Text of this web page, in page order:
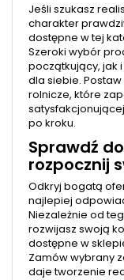
Jeśli szukasz
charakter
dostępne w tej
Szeroki wybór
początkujący, jak
dla siebie.
rolnicze, które
po kroku.
Sprawdź
rozpocznij
Odkryj bogatą
najlepiej
Niezależnie od
rozwijasz swoją
dostępne w
Zamów wybrany
daje tworzenie